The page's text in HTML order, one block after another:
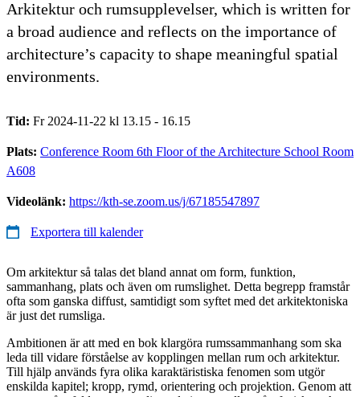
Arkitektur och rumsupplevelser, which is written for
a broad audience and reflects on the importance of
architecture’s capacity to shape meaningful spatial
environments.
Tid: Fr 2024-11-22 kl 13.15 - 16.15
Plats: Conference Room 6th Floor of the Architecture School Room
A608
Videolänk: https://kth-se.zoom.us/j/67185547897
Exportera till kalender
Om arkitektur så talas det bland annat om form, funktion,
sammanhang, plats och även om rumslighet. Detta begrepp framstår
ofta som ganska diffust, samtidigt som syftet med det arkitektoniska
är just det rumsliga.
Ambitionen är att med en bok klargöra rumssammanhang som ska
leda till vidare förståelse av kopplingen mellan rum och arkitektur.
Till hjälp används fyra olika karaktäristiska fenomen som utgör
enskilda kapitel; kropp, rymd, orientering och projektion. Genom att